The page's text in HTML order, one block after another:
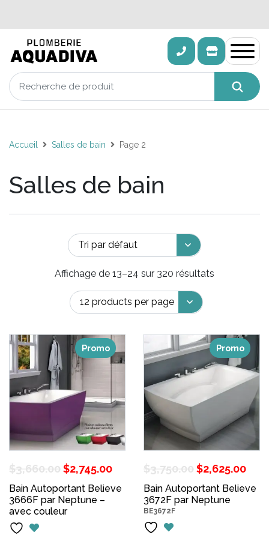
Accueil Salles de bain Page 2
Salles de bain
Affichage de 13–24 sur 320 résultats
Promo
$3,660.00 Le
prix
initial
était :
$2,745.00
prix
actuel
$2,745.00.
Bain Autoportant Believe
3666F par Neptune –
avec couleur
Promo
$3,750.00 Le
prix
initial
$2,625.00
Bain Autoportant Believe
3672F par Neptune
BE3672F